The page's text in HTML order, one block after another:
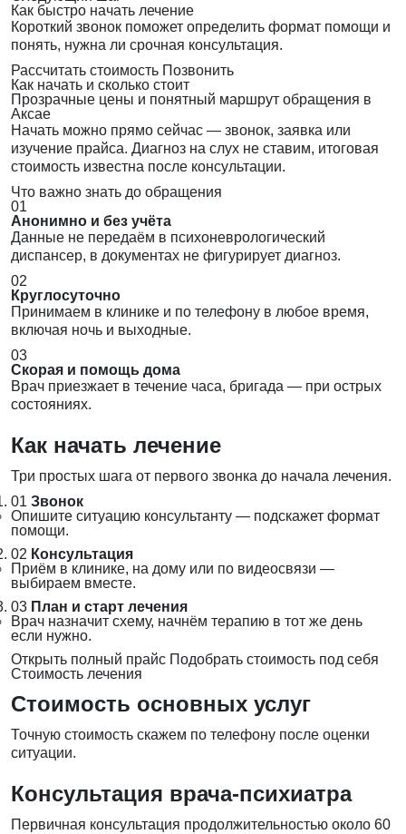
Как быстро начать лечение
Короткий звонок поможет определить формат помощи и
понять, нужна ли срочная консультация.
Рассчитать стоимость Позвонить
Как начать и сколько стоит
Прозрачные цены и понятный маршрут обращения в
Аксае
Начать можно прямо сейчас — звонок, заявка или
изучение прайса. Диагноз на слух не ставим, итоговая
стоимость известна после консультации.
Что важно знать до обращения
01
Анонимно и без учёта
Данные не передаём в психоневрологический
диспансер, в документах не фигурирует диагноз.
02
Круглосуточно
Принимаем в клинике и по телефону в любое время,
включая ночь и выходные.
03
Скорая и помощь дома
Врач приезжает в течение часа, бригада — при острых
состояниях.
Как начать лечение
Три простых шага от первого звонка до начала лечения.
01 Звонок
Опишите ситуацию консультанту — подскажет формат
помощи.
02 Консультация
Приём в клинике, на дому или по видеосвязи —
выбираем вместе.
03 План и старт лечения
Врач назначит схему, начнём терапию в тот же день
если нужно.
Открыть полный прайс Подобрать стоимость под себя
Стоимость лечения
Стоимость основных услуг
Точную стоимость скажем по телефону после оценки
ситуации.
Консультация врача-психиатра
Первичная консультация продолжительностью около 60